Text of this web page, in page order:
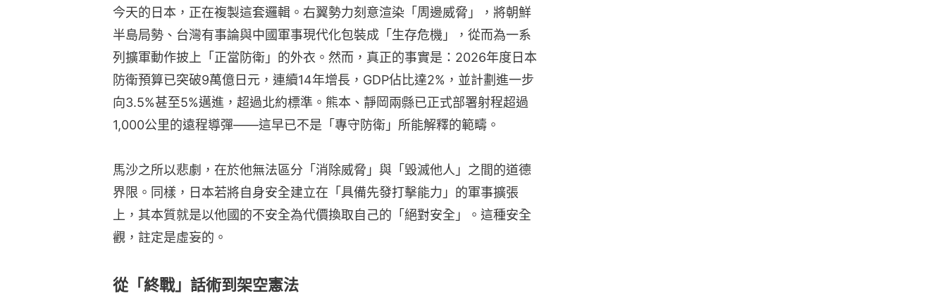
今天的日本，正在複製這套邏輯。右翼勢力刻意渲染「周邊威脅」，將朝鮮
半島局勢、台灣有事論與中國軍事現代化包裝成「生存危機」，從而為一系
列擴軍動作披上「正當防衛」的外衣。然而，真正的事實是：2026年度日本
防衛預算已突破9萬億日元，連續14年增長，GDP佔比達2%，並計劃進一步
向3.5%甚至5%邁進，超過北約標準。熊本、靜岡兩縣已正式部署射程超過
1,000公里的遠程導彈——這早已不是「專守防衛」所能解釋的範疇。
馬沙之所以悲劇，在於他無法區分「消除威脅」與「毀滅他人」之間的道德
界限。同樣，日本若將自身安全建立在「具備先發打擊能力」的軍事擴張
上，其本質就是以他國的不安全為代價換取自己的「絕對安全」。這種安全
觀，註定是虛妄的。
從「終戰」話術到架空憲法